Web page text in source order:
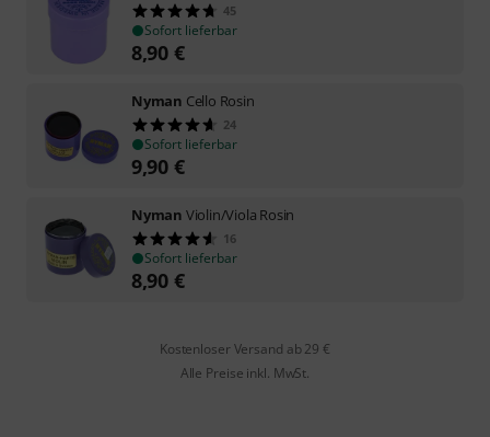
45
Sofort lieferbar
8,90 €
Nyman Cello Rosin
24
Sofort lieferbar
9,90 €
Nyman Violin/Viola Rosin
16
Sofort lieferbar
8,90 €
Kostenloser Versand ab 29 €
Alle Preise inkl. MwSt.